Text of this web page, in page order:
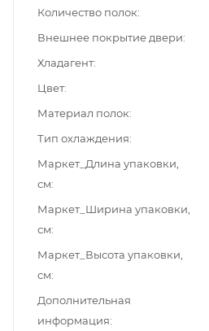
Количество полок
Внешнее покрытие двери
Хладагент
Цвет
Материал полок
Тип охлаждения
Маркет_Длина упаковки,
см
Маркет_Ширина упаковки,
см
Маркет_Высота упаковки,
см
Дополнительная
информация